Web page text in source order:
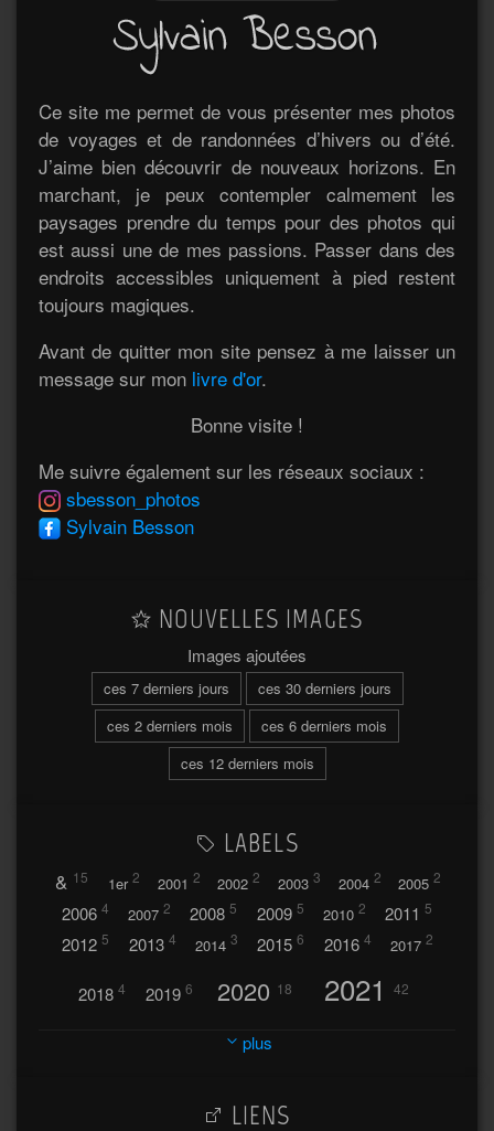
Ce site me permet de vous présenter mes photos
de voyages et de randonnées d’hivers ou d’été.
J’aime bien découvrir de nouveaux horizons. En
marchant, je peux contempler calmement les
paysages prendre du temps pour des photos qui
est aussi une de mes passions. Passer dans des
endroits accessibles uniquement à pied restent
toujours magiques.
Avant de quitter mon site pensez à me laisser un
message sur mon livre d'or.
Bonne visite !
Me suivre également sur les réseaux sociaux :
sbesson_photos
Sylvain Besson
NOUVELLES IMAGES
Images ajoutées
ces 7 derniers jours
ces 30 derniers jours
ces 2 derniers mois
ces 6 derniers mois
ces 12 derniers mois
LABELS
& 15 1er 2 2001 2 2002 2 2003 3 2004 2 2005 2
2006 4 2007 2 2008 5 2009 5 2010 2 2011 5
2012 5 2013 4 2014 3 2015 6 2016 4 2017 2
2018 4 2019 6 2020 18 2021 42
2023 32
2026
plus
LIENS